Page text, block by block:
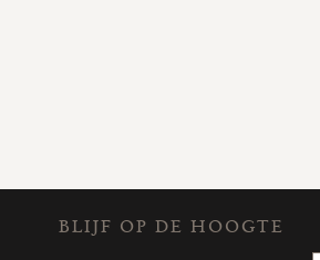
BLIJF OP DE HOOGTE